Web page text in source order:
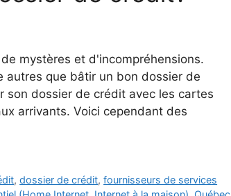
mystères et d'incompréhensions.
autres que bâtir un bon dossier de
son dossier de crédit avec les cartes
arrivants. Voici cependant des
,dossier de crédit,fournisseurs de services